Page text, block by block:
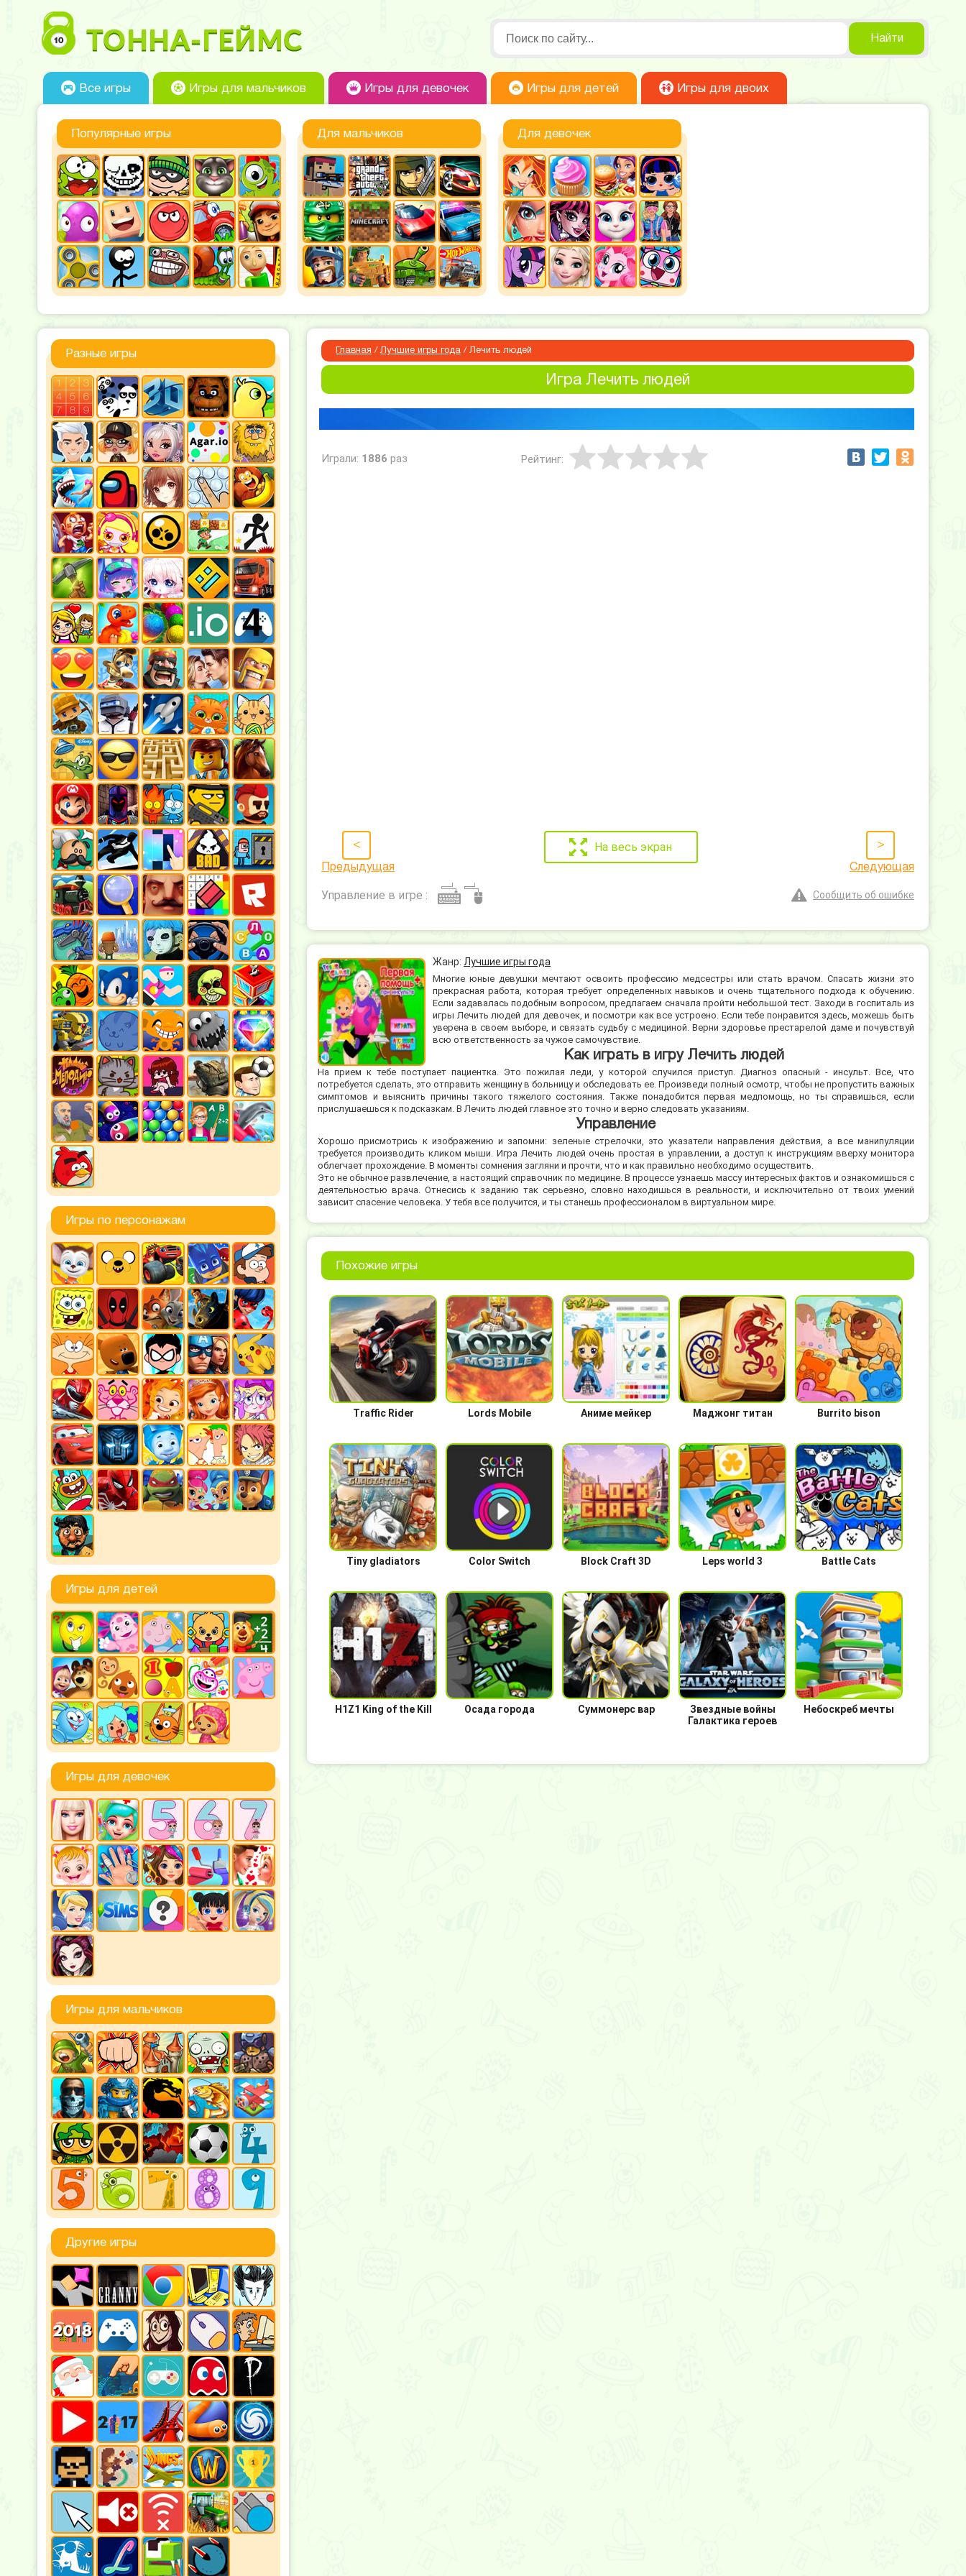
Найти
Все игры Игры для мальчиков Игры для девочек Игры для детей Игры для двоих
Популярные игры Для мальчиков Для девочек
Разные игры
Игры по персонажам
Игры для детей
Игры для девочек
Игры для мальчиков
Другие игры
Главная / Лучшие игры года / Лечить людей
Игра Лечить людей
Играли: 1886 раз Рейтинг:
<
Предыдущая
На весь экран >
Следующая
Управление в игре : Сообщить об ошибке
Жанр: Лучшие игры года
Многие юные девушки мечтают освоить профессию медсестры или стать врачом. Спасать жизни это
прекрасная работа, которая требует определенных навыков и очень тщательного подхода к обучению.
Если задавалась подобным вопросом, предлагаем сначала пройти небольшой тест. Заходи в госпиталь из
игры Лечить людей для девочек, и посмотри как все устроено. Если тебе понравится здесь, можешь быть
уверена в своем выборе, и связать судьбу с медициной. Верни здоровье престарелой даме и почувствуй
всю ответственность за чужое самочувствие.
Как играть в игру Лечить людей
На прием к тебе поступает пациентка. Это пожилая леди, у которой случился приступ. Диагноз опасный - инсульт. Все, что
потребуется сделать, это отправить женщину в больницу и обследовать ее. Произведи полный осмотр, чтобы не пропустить важных
симптомов и выяснить причины такого тяжелого состояния. Также понадобится первая медпомощь, но ты справишься, если
прислушаешься к подсказкам. В Лечить людей главное это точно и верно следовать указаниям.
Управление
Хорошо присмотрись к изображению и запомни: зеленые стрелочки, это указатели направления действия, а все манипуляции
требуется производить кликом мыши. Игра Лечить людей очень простая в управлении, а доступ к инструкциям вверху монитора
облегчает прохождение. В моменты сомнения загляни и прочти, что и как правильно необходимо осуществить.
Это не обычное развлечение, а настоящий справочник по медицине. В процессе узнаешь массу интересных фактов и ознакомишься с
деятельностью врача. Отнесись к заданию так серьезно, словно находишься в реальности, и исключительно от твоих умений
зависит спасение человека. У тебя все получится, и ты станешь профессионалом в виртуальном мире.
Похожие игры
Traffic Rider Lords Mobile Аниме мейкер Маджонг титан Burrito bison
Tiny gladiators Color Switch Block Craft 3D Leps world 3 Battle Cats
H1Z1 King of the Kill Осада города Суммонерс вар
Звездные войны
Галактика героев
Небоскреб мечты